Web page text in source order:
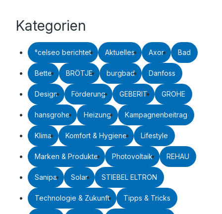
Kategorien
°celseo berichtet Aktuelles Axor Bad
Bette BRÖTJE burgbad Danfoss
Design Förderung GEBERIT GROHE
hansgrohe Heizung Kampagnenbeitrag
Klima Komfort & Hygiene Lifestyle
Marken & Produkte Photovoltaik REHAU
Sanipa Solar STIEBEL ELTRON
Technologie & Zukunft Tipps & Tricks